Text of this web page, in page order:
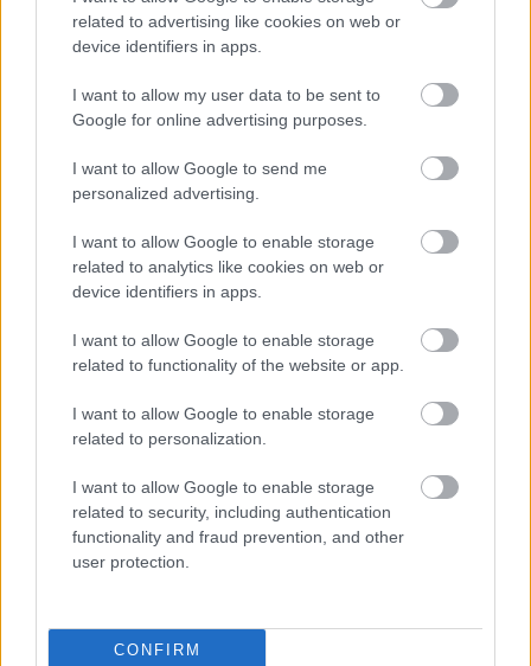
related to advertising like cookies on web or
device identifiers in apps.
I want to allow my user data to be sent to
Google for online advertising purposes.
I want to allow Google to send me
personalized advertising.
I want to allow Google to enable storage
related to analytics like cookies on web or
device identifiers in apps.
I want to allow Google to enable storage
related to functionality of the website or app.
I want to allow Google to enable storage
related to personalization.
I want to allow Google to enable storage
related to security, including authentication
functionality and fraud prevention, and other
user protection.
CONFIRM
garanciát kapnánk. Egy szerencsétlen esemény,
mint például a Covid–19, évekre befagyasztotta
a piacot. A szőlőt pedig gondozni, a borokat
kezelni kell akkor is, ha az eladások akadoznak.
Egyszóval a kitűnő és egyben olcsó vörösbor
Valószínűleg időnként mindig lesz egy–egy
fellelhető, az általános szabályt erősítő kivétel,
de a tendencia azt mutatja, hogy a valós
értékért valós árat kell fizetni.